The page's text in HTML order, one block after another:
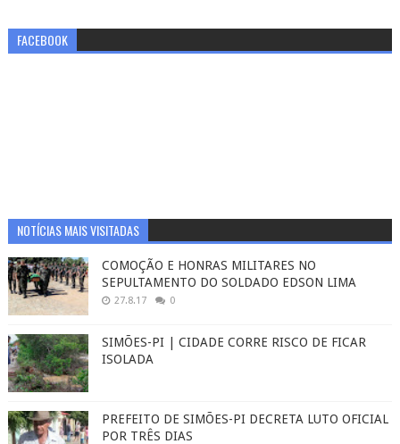
FACEBOOK
NOTÍCIAS MAIS VISITADAS
COMOÇÃO E HONRAS MILITARES NO
SEPULTAMENTO DO SOLDADO EDSON LIMA
27.8.17 0
SIMÕES-PI | CIDADE CORRE RISCO DE FICAR
ISOLADA
PREFEITO DE SIMÕES-PI DECRETA LUTO OFICIAL
POR TRÊS DIAS